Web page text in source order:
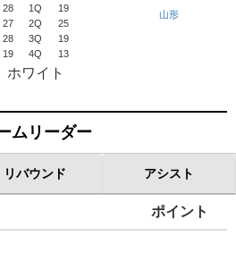
28 1Q
19
27
2Q
25
28
3Q
19
19
4Q 13
ホワイト
山形
ムリーダー
リバウンド アシスト
ポイント